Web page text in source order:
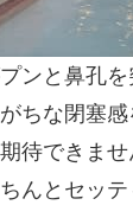
ンと鼻孔
ちな閉塞
待できま
んとセッテ